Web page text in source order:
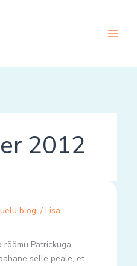
2012
blogi / Lisa
rõõmu Patrickuga
selle peale, et